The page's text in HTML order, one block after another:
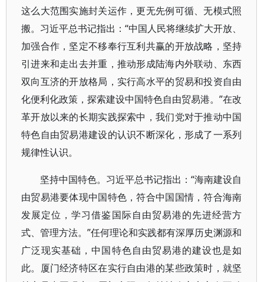
这么大范围实施封关运作，更无先例可循、无模式照
搬。习近平总书记指出：“中国人民将继续扩大开放、
加强合作，坚定不移奉行互利共赢的开放战略，坚持
引进来和走出去并重，推动形成陆海内外联动、东西
双向互济的开放格局，实行高水平的贸易和投资自由
化便利化政策，探索建设中国特色自由贸易港。”在改
革开放以来的长期实践探索中，我们党对于推动中国
特色自由贸易港建设的认识不断深化，形成了一系列
规律性认识。
坚持中国特色。习近平总书记指出：“海南建设自
由贸易港要体现中国特色，符合中国国情，符合海南
发展定位，学习借鉴国际自由贸易港的先进经营方
式、管理方法。”任何理论和实践都有深厚历史渊源和
广泛现实基础，中国特色自由贸易港的建设也是如
此。厦门经济特区在实行自由港的某些政策时，就坚